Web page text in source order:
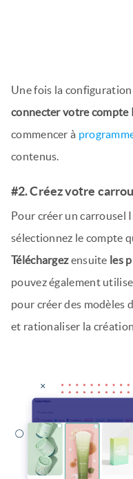
Une fois la
connecter votre compte
commencer à
contenus.
#2. Créez votre
Pour créer un carrousel
sélectionnez le compte
Téléchargezensuite les
pouvez également
pour créer des modèles
et rationaliser la